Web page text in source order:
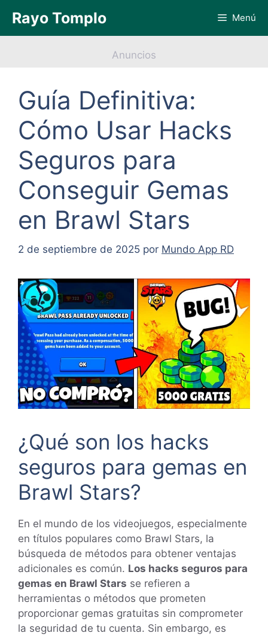
contenido
Rayo Tomplo Menú
Anuncios
Guía Definitiva:
Cómo Usar Hacks
Seguros para
Conseguir Gemas
en Brawl Stars
2 de septiembre de 2025 por Mundo App RD
¿Qué son los hacks
seguros para gemas en
Brawl Stars?
En el mundo de los videojuegos, especialmente
en títulos populares como Brawl Stars, la
búsqueda de métodos para obtener ventajas
adicionales es común. Los hacks seguros para
gemas en Brawl Stars se refieren a
herramientas o métodos que prometen
proporcionar gemas gratuitas sin comprometer
la seguridad de tu cuenta. Sin embargo, es